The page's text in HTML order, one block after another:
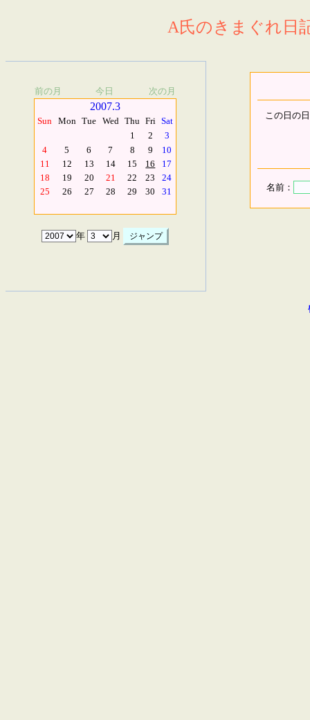
A氏のきまぐれ日
前の月 今日 次の月
2007.3
Sun Mon Tue Wed Thu Fri Sat
1
2
3
4
5 6 7 8 9
10
11
12 13 14 15 16
17
18
19 20 21 22 23
24
25
26 27 28 29 30 31
年 月
この日の
名前：